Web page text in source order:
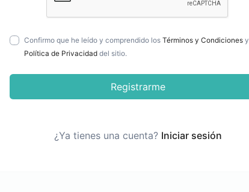
Confirmo que he leído y comprendido los Términos y Condicionesy
Política de Privacidaddel sitio.
Registrarme
¿Ya tienes una cuenta? Iniciar sesión